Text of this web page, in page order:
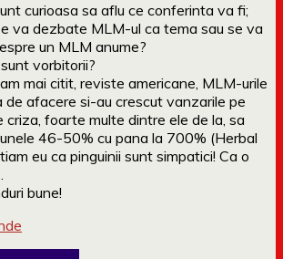
curioasa sa aflu ce conferinta va fi;
va dezbate MLM-ul ca tema sau se va
un MLM anume?
vorbitorii?
mai citit, reviste americane, MLM-urile
de afacere si-au crescut vanzarile pe
criza, foarte multe dintre ele de la, sa
46-50% cu pana la 700% (Herbal
eu ca pinguinii sunt simpatici! Ca o
bune!